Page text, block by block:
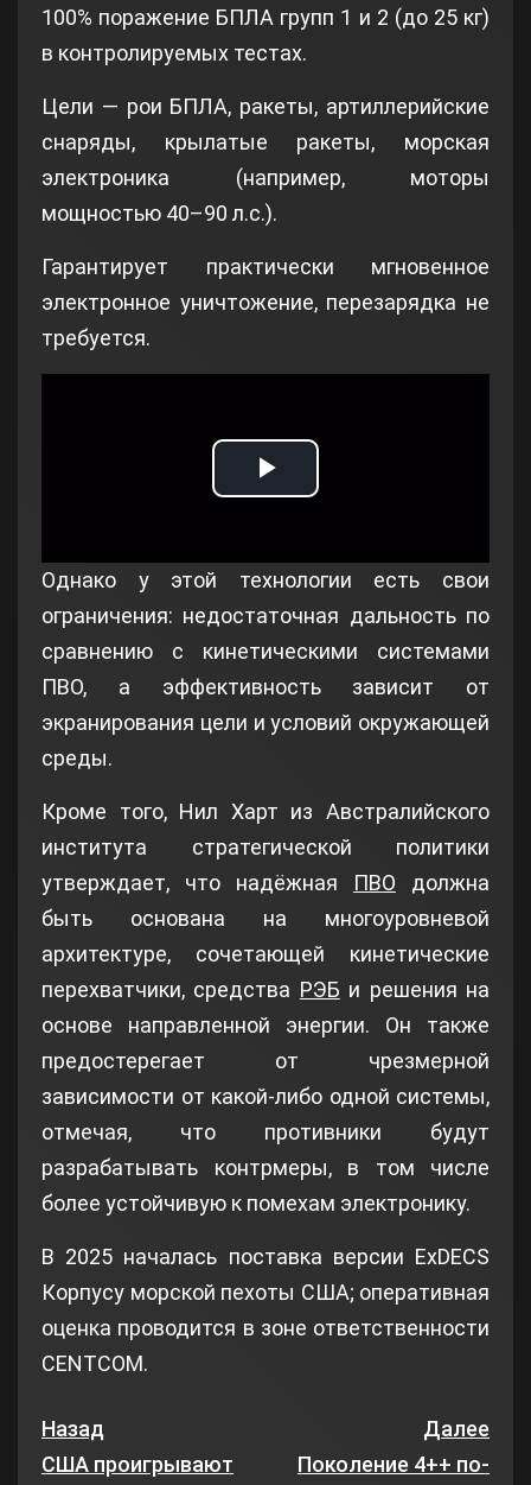
100% поражение БПЛА групп 1 и 2 (до 25 кг)
в контролируемых тестах.
Цели — рои БПЛА, ракеты, артиллерийские
снаряды, крылатые ракеты, морская
электроника (например, моторы
мощностью 40–90 л.с.).
Гарантирует практически мгновенное
электронное уничтожение, перезарядка не
требуется.
Play
Однако у этой технологии есть свои
ограничения: недостаточная дальность по
сравнению с кинетическими системами
ПВО, а эффективность зависит от
экранирования цели и условий окружающей
среды.
Кроме того, Нил Харт из Австралийского
института стратегической политики
утверждает, что надёжная ПВО должна
быть основана на многоуровневой
архитектуре, сочетающей кинетические
перехватчики, средства РЭБ и решения на
основе направленной энергии. Он также
предостерегает от чрезмерной
зависимости от какой-либо одной системы,
отмечая, что противники будут
разрабатывать контрмеры, в том числе
более устойчивую к помехам электронику.
В 2025 началась поставка версии ExDECS
Корпусу морской пехоты США; оперативная
оценка проводится в зоне ответственности
CENTCOM.
Назад
США проигрывают
Далее
Поколение 4++ по-